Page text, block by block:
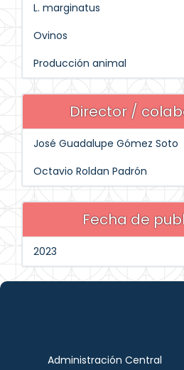
L. marginatus
Ovinos
Producción animal
Director /
José Guadalupe Gómez Soto
Octavio Roldan Padrón
Fecha de
2023
Administración Central